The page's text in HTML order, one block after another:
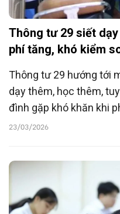
Thông tư 29 siết
phí tăng, khó kiểm
Thông tư 29 hướng tới
dạy thêm, học thêm,
đình gặp khó khăn khi
trường với chi phí cao
23/03/2026